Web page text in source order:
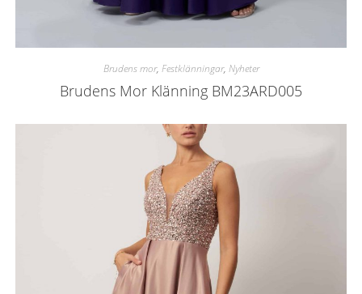
Brudens mor, Festklänningar, Nyheter
Brudens Mor Klänning BM23ARD005